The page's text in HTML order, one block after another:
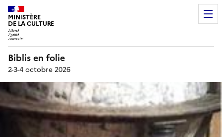
MINISTÈRE
DE LA CULTURE
Biblis en folie
2-3-4 octobre 2026